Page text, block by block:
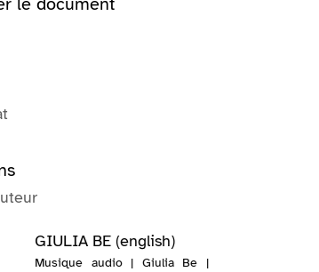
GIULIA BE (english)
Musique audio | Giulia Be |